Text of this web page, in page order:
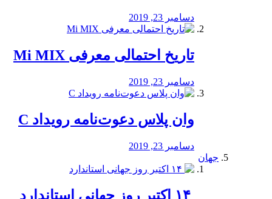
دسامبر 23, 2019
تاریخ احتمالی معرفی Mi MIX
دسامبر 23, 2019
وان پلاس دعوت‌نامه رویداد C
دسامبر 23, 2019
جهان